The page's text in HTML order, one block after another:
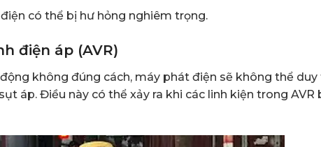
có thể bị hư hỏng nghiêm trọng.
điện áp (AVR)
không đúng cách, máy phát điện sẽ không thể duy
áp. Điều này có thể xảy ra khi các linh kiện trong AVR